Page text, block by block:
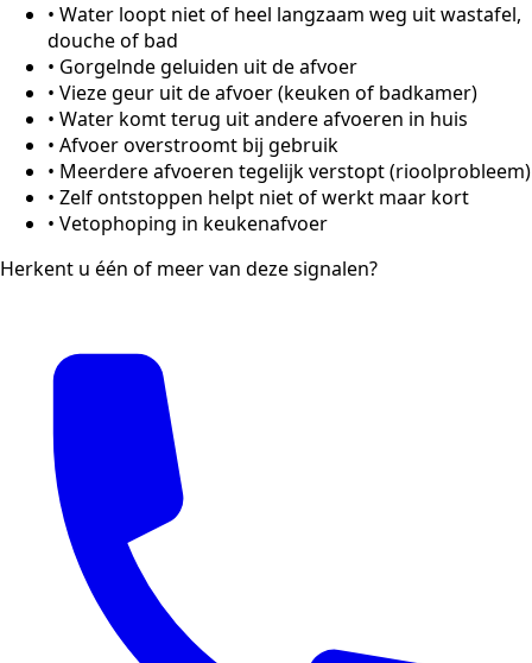
• Water loopt niet of heel langzaam weg uit wastafel,
douche of bad
• Gorgelnde geluiden uit de afvoer
• Vieze geur uit de afvoer (keuken of badkamer)
• Water komt terug uit andere afvoeren in huis
• Afvoer overstroomt bij gebruik
• Meerdere afvoeren tegelijk verstopt (rioolprobleem)
• Zelf ontstoppen helpt niet of werkt maar kort
• Vetophoping in keukenafvoer
Herkent u één of meer van deze signalen?